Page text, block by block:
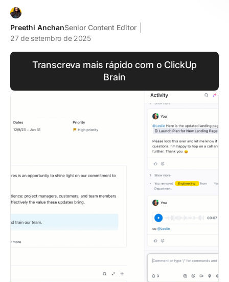
Preethi AnchanSenior Content Editor
27 de setembro de 2025
Transcreva mais rápido com o ClickUp
Brain